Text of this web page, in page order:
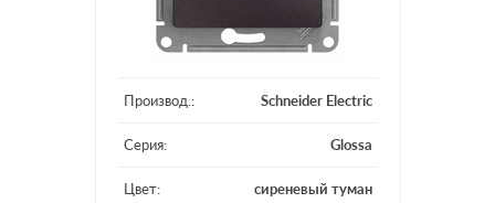
Производ.: Schneider Electric
Серия: Glossa
Цвет: сиреневый туман